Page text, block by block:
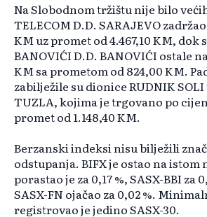
Na Slobodnom tržištu nije bilo
TELECOM D.D. SARAJEVO
KM uz promet od 4.467,10 KM, dok
BANOVIĆI D.D. BANOVIĆI ostale
KM sa prometom od 824,00 KM.
zabilježile su dionice RUDNIK
TUZLA, kojima je trgovano po
promet od 1.148,40 KM.
Berzanski indeksi nisu bilježili
odstupanja. BIFX je ostao na istom
porastao je za 0,17 %, SASX-BBI za
SASX-FN ojačao za 0,02 %.
registrovao je jedino SASX-30.